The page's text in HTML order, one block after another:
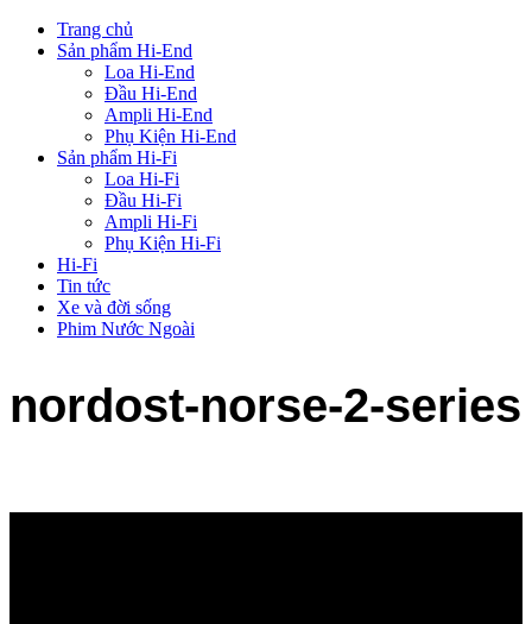
Trang chủ
Sản phẩm Hi-End
Loa Hi-End
Đầu Hi-End
Ampli Hi-End
Phụ Kiện Hi-End
Sản phẩm Hi-Fi
Loa Hi-Fi
Đầu Hi-Fi
Ampli Hi-Fi
Phụ Kiện Hi-Fi
Hi-Fi
Tin tức
Xe và đời sống
Phim Nước Ngoài
nordost-norse-2-series